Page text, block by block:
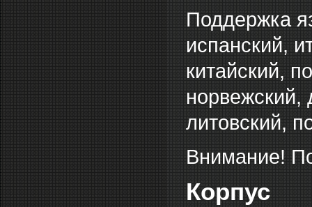
Поддержка
испанский,
китайский,
норвежский,
литовский,
Внимание!
Корпус